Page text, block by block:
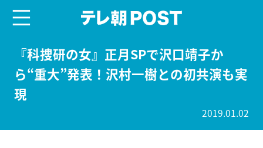
『科捜研の女』正月SPで沢口靖子か
ら“重大”発表！沢村一樹との初共演も実
現
2019.01.02